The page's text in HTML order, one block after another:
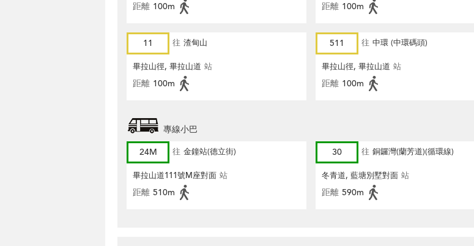
距離 100m 距離 100m
11 往 渣甸山
畢拉山徑, 畢拉山道 站
距離 100m
511 往 中環 (中環碼頭)
畢拉山徑, 畢拉山道 站
距離 100m
專線小巴
24M
往 金鐘站(德立街)
畢拉山道111號M座對面 站
距離 510m
30 往 銅鑼灣(蘭芳道)(循環線)
冬青道, 藍塘別墅對面 站
距離 590m